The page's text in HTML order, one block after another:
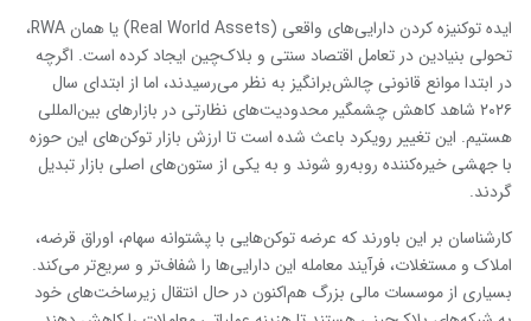
ایده توکنیزه کردن دارایی‌های واقعی (Real World Assets) یا همان RWA،
تحولی بنیادین در تعامل اقتصاد سنتی و بلاک‌چین ایجاد کرده است. اگرچه
در ابتدا موانع قانونی چالش‌برانگیز به نظر می‌رسیدند، اما از ابتدای سال
۲۰۲۶ شاهد کاهش چشمگیر محدودیت‌های نظارتی در بازارهای بین‌المللی
هستیم. این تغییر رویکرد باعث شده است تا ارزش بازار توکن‌های این حوزه
با جهشی خیره‌کننده روبه‌رو شوند و به یکی از ستون‌های اصلی بازار تبدیل
گردند.
کارشناسان بر این باورند که عرضه توکن‌هایی با پشتوانه سهام، اوراق قرضه،
املاک و مستغلات، فرآیند معامله این دارایی‌ها را شفاف‌تر و سریع‌تر می‌کند.
بسیاری از موسسات مالی بزرگ هم‌اکنون در حال انتقال زیرساخت‌های خود